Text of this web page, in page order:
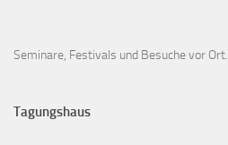
Seminare, Festivals und Besuche vor Ort.
Tagungshaus